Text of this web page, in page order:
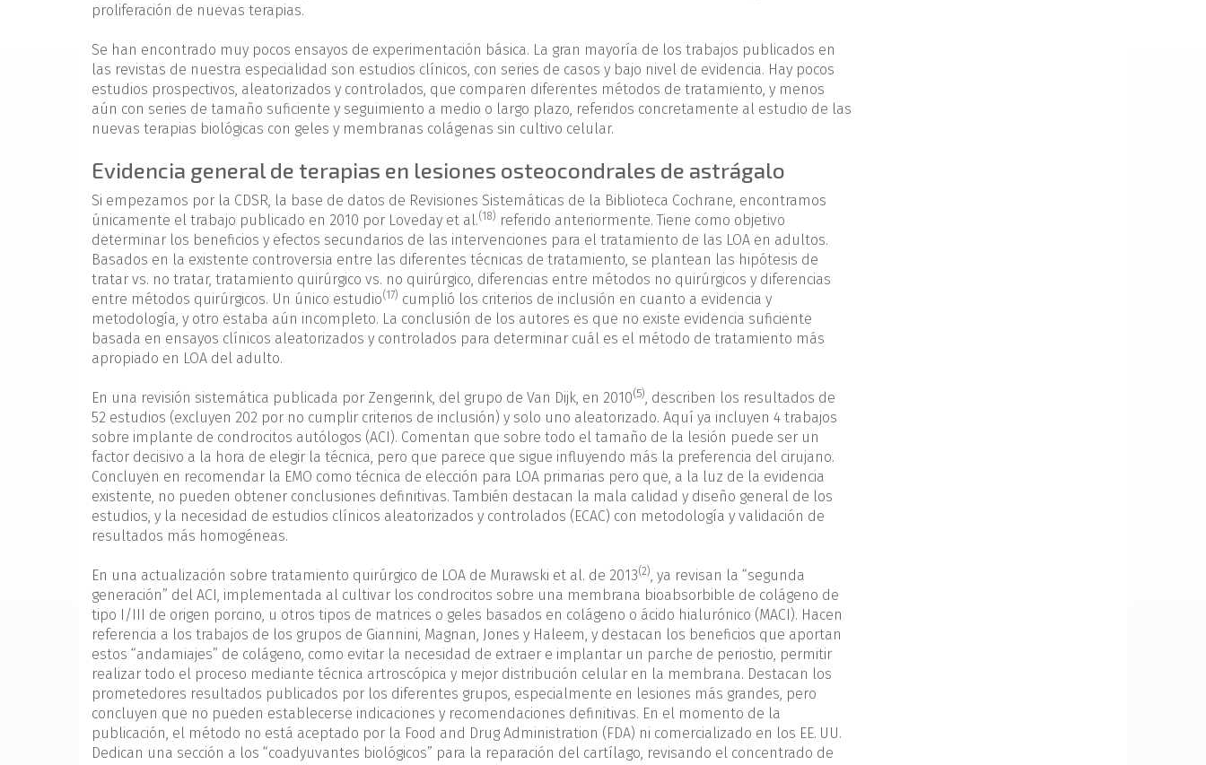
proliferación de nuevas terapias.
Se han encontrado muy pocos ensayos de experimentación básica. La gran mayoría de los trabajos publicados en
las revistas de nuestra especialidad son estudios clínicos, con series de casos y bajo nivel de evidencia. Hay pocos
estudios prospectivos, aleatorizados y controlados, que comparen diferentes métodos de tratamiento, y menos
aún con series de tamaño suficiente y seguimiento a medio o largo plazo, referidos concretamente al estudio de las
nuevas terapias biológicas con geles y membranas colágenas sin cultivo celular.
Evidencia general de terapias en lesiones osteocondrales de astrágalo
Si empezamos por la CDSR, la base de datos de Revisiones Sistemáticas de la Biblioteca Cochrane, encontramos
únicamente el trabajo publicado en 2010 por Loveday et al.(18) referido anteriormente. Tiene como objetivo
determinar los beneficios y efectos secundarios de las intervenciones para el tratamiento de las LOA en adultos.
Basados en la existente controversia entre las diferentes técnicas de tratamiento, se plantean las hipótesis de
tratar vs. no tratar, tratamiento quirúrgico vs. no quirúrgico, diferencias entre métodos no quirúrgicos y diferencias
entre métodos quirúrgicos. Un único estudio(17) cumplió los criterios de inclusión en cuanto a evidencia y
metodología, y otro estaba aún incompleto. La conclusión de los autores es que no existe evidencia suficiente
basada en ensayos clínicos aleatorizados y controlados para determinar cuál es el método de tratamiento más
apropiado en LOA del adulto.
En una revisión sistemática publicada por Zengerink, del grupo de Van Dijk, en 2010(5)
, describen los resultados de
52 estudios (excluyen 202 por no cumplir criterios de inclusión) y solo uno aleatorizado. Aquí ya incluyen 4 trabajos
sobre implante de condrocitos autólogos (ACI). Comentan que sobre todo el tamaño de la lesión puede ser un
factor decisivo a la hora de elegir la técnica, pero que parece que sigue influyendo más la preferencia del cirujano.
Concluyen en recomendar la EMO como técnica de elección para LOA primarias pero que, a la luz de la evidencia
existente, no pueden obtener conclusiones definitivas. También destacan la mala calidad y diseño general de los
estudios, y la necesidad de estudios clínicos aleatorizados y controlados (ECAC) con metodología y validación de
resultados más homogéneas.
En una actualización sobre tratamiento quirúrgico de LOA de Murawski et al. de 2013(2) , ya revisan la “segunda
generación” del ACI, implementada al cultivar los condrocitos sobre una membrana bioabsorbible de colágeno de
tipo I/III de origen porcino, u otros tipos de matrices o geles basados en colágeno o ácido hialurónico (MACI). Hacen
referencia a los trabajos de los grupos de Giannini, Magnan, Jones y Haleem, y destacan los beneficios que aportan
estos “andamiajes” de colágeno, como evitar la necesidad de extraer e implantar un parche de periostio, permitir
realizar todo el proceso mediante técnica artroscópica y mejor distribución celular en la membrana. Destacan los
prometedores resultados publicados por los diferentes grupos, especialmente en lesiones más grandes, pero
concluyen que no pueden establecerse indicaciones y recomendaciones definitivas. En el momento de la
publicación, el método no está aceptado por la Food and Drug Administration (FDA) ni comercializado en los EE. UU.
Dedican una sección a los “coadyuvantes biológicos” para la reparación del cartílago, revisando el concentrado de